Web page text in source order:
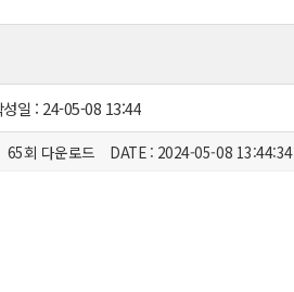
일 : 24-05-08 13:44
65회 다운로드 DATE : 2024-05-08 13:44:34